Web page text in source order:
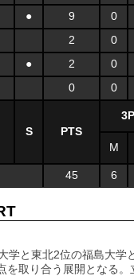
● 9 0
2 0
● 2 0
0 0
S PTS
3P
M
45 6
学と東北2位の福島大学
を取り合う展開となる。